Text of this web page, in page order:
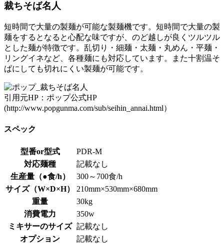
裁ちそば名人
短時間で大量の製麺が可能な製麺機です。短時間で大量の製
麺をするとなると心配な味ですが、のど越しが良くツルツル
とした麺が特徴です。乱切り・細麺・太麺・丸めん・平麺・
リングイネなど、各種麺にも対応しています。また十割温そ
ばにしても切れにくい製麺が可能です。
引用元HP：ポップ公式HP
(http://www.popgunma.com/sub/seihin_annai.html）
スペック
型番or型式
PDR-M
対応麺種
記載なし
生産量（●食/h）
300～700食/h
サイズ（W×D×H）
210mm×530mm×680mm
重量
30kg
消費電力
350w
ミキサーのサイズ 記載なし
オプション
記載なし